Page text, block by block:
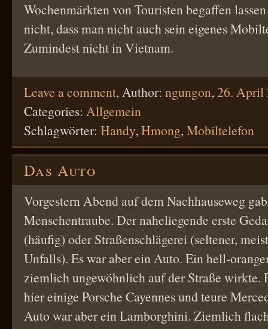
Wochenmärkten von Touristen begaffen
nicht, dass man nicht auch sein eigenes
Zumindest nicht in Vietnam.
Leave a comment, Author: ngungon, 26. April
Categories: Allgemein
Schlagwörter: Handy, Hmong, Mobiltelefon
Das Auto
Vorgestern Abend auf dem Nachhauseweg
Menschentraube. Der naheliegende erste
(häufig) oder Straßenschlägerei (seltener,
Unfalls). Es war aber ein Auto. Ein hell-
ziemlich ungewöhnlich auf der Straße wirkte.
hier einige Porsche Cayennes und teure
Auto war aber ein Lamborghini. Ziemlich